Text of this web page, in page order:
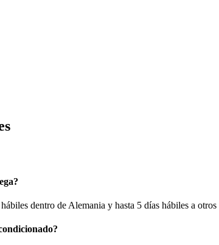
dentro de Alemania y hasta 5 días hábiles a